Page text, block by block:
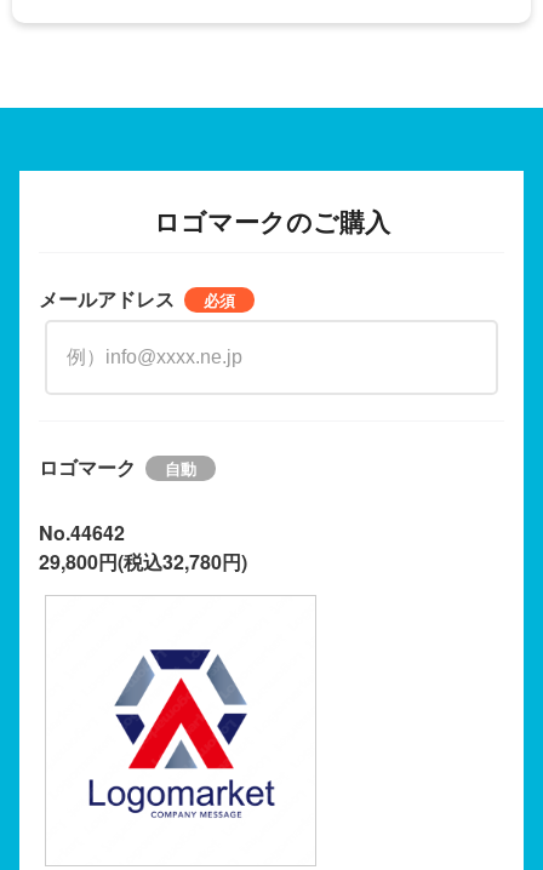
ロゴマークのご購入
メールアドレス
ロゴマーク
No.44642
29,800円(税込32,780円)